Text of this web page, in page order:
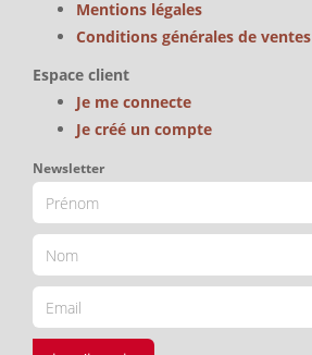
Mentions légales
Conditions générales de ventes
Espace client
Je me connecte
Je créé un compte
Newsletter